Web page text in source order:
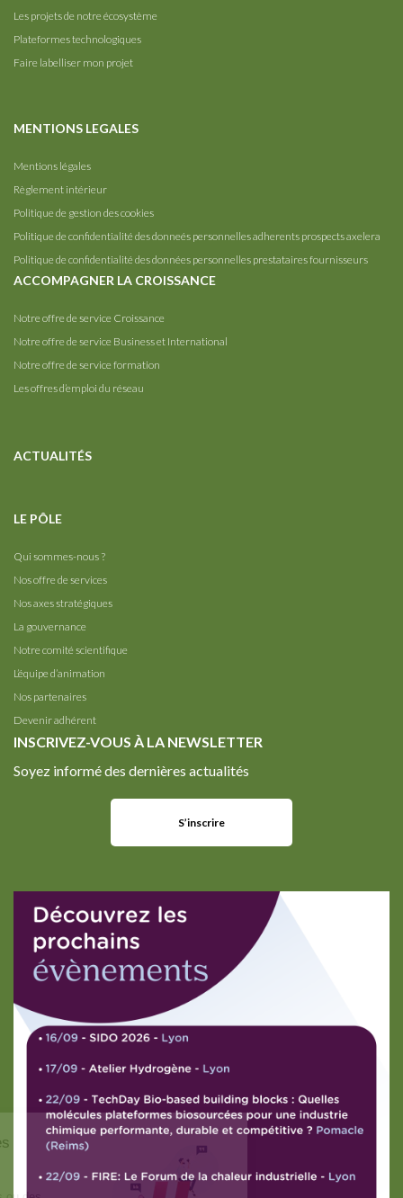
Partager vos données
est un choix !
Les projets de notre écosystème
Plateformes technologiques
Faire labelliser mon projet
MENTIONS LEGALES
Mentions légales
Règlement intérieur
Politique de gestion des cookies
Politique de confidentialité des donneés personnelles adherents prospects axelera
Politique de confidentialité des données personnelles prestataires fournisseurs
ACCOMPAGNER LA CROISSANCE
Notre offre de service Croissance
Notre offre de service Business et International
Notre offre de service formation
Les offres d’emploi du réseau
ACTUALITÉS
LE PÔLE
Qui sommes-nous ?
Nos offre de services
Nos axes stratégiques
La gouvernance
Notre comité scientifique
L’équipe d’animation
Nos partenaires
Devenir adhérent
INSCRIVEZ-VOUS À LA NEWSLETTER
Soyez informé des dernières actualités
S’inscrire